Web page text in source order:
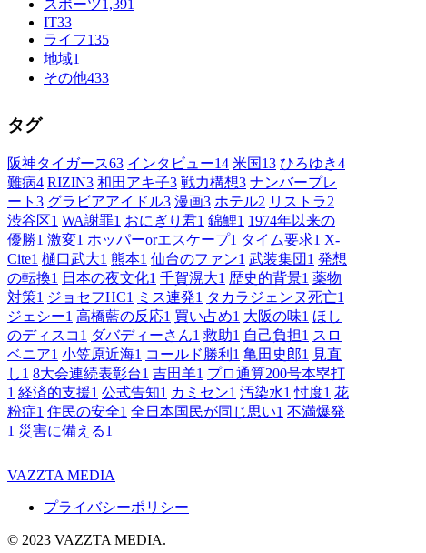
スポーツ1,391
IT33
ライフ135
地域1
その他433
タグ
阪神タイガース63 インタビュー14 米国13 ひろゆき4
難病4 RIZIN3 和田アキ子3 戦力構想3 ナンバープレ
ート 3 グラビアアイドル3 漫画3 ホテル2 リストラ2
渋谷区1 WA謝罪1 おにぎり君1 錦鯉1 1974年以来の
優勝1 激変1 ホッパーorエスケープ1 タイム要求1 X-
Cite1 樋口武大1 熊本1 仙台のファン1 武装集団 1 発想
の転換1 日本の夜文化1 千賀滉大1 歴史的背景1 薬物
対策1 ジョセフHC1 ミス連発1 タカラジェンヌ死亡1
ジェシー1 高橋藍の反応1 買い占め1 大阪の味1 ほし
のディスコ 1 ダバディーさん1 救助1 自己負担1 スロ
ベニア1 小笠原近海1 コールド勝利 1 亀田史郎1 見直
し1 8大会連続表彰台1 吉田羊1 プロ通算200号本塁打
1 経済的支援1 公式告知1 カミセン1 汚染水1 忖度1 花
粉症1 住民の安全1 全日本国民が同じ思い1 不満爆発
1 災害に備える1
VAZZTA MEDIA
プライバシーポリシー
© 2023 VAZZTA MEDIA.